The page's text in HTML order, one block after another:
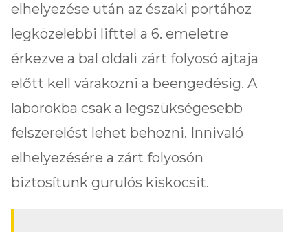
elhelyezése után az északi portához
legközelebbi lifttel a 6. emeletre
érkezve a bal oldali zárt folyosó ajtaja
előtt kell várakozni a beengedésig. A
laborokba csak a legszükségesebb
felszerelést lehet behozni. Innivaló
elhelyezésére a zárt folyosón
biztosítunk gurulós kiskocsit.